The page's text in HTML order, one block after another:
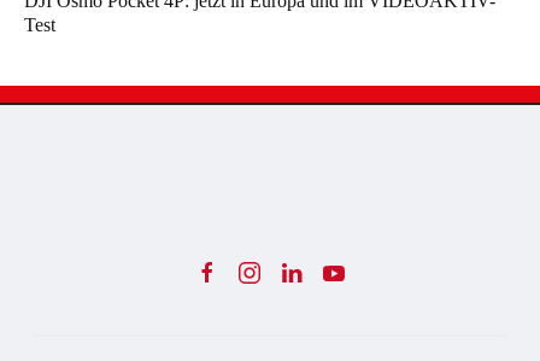
Test